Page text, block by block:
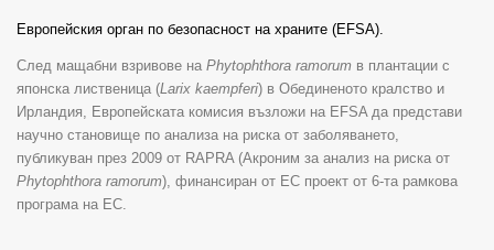
Европейския орган по безопасност на храните (EFSA).
След мащабни взривове на Phytophthora ramorum в плантации с
японска лиственица (Larix kaempferi) в Обединеното кралство и
Ирландия, Европейската комисия възложи на EFSA да представи
научно становище по анализа на риска от заболяването,
публикуван през 2009 от RAPRA (Акроним за анализ на риска от
Phytophthora ramorum), финансиран от ЕС проект от 6-та рамкова
програма на ЕС.